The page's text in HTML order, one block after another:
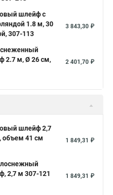
шлейф с
1.8 м, 30
307-113
3 843,30 ₽
2.7 м, Ø 26 см,
2 401,70 ₽
шлейф 2,7
41 см
1 849,31 ₽
2,7 м 307-121
1 849,31 ₽